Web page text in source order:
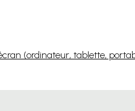
(ordinateur, tablette,